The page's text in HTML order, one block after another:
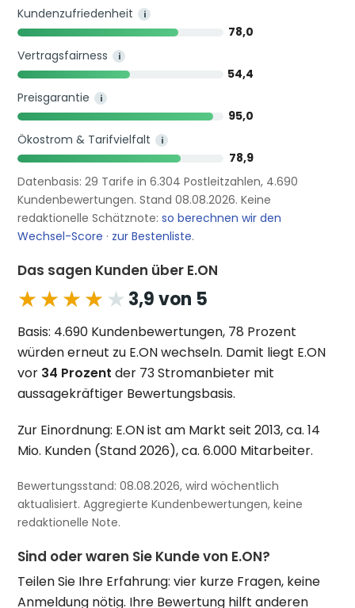
Kundenzufriedenheit
i
78,0
Vertragsfairness
i
54,4
Preisgarantie
i
95,0
Ökostrom & Tarifvielfalt
i
78,9
Datenbasis: 29 Tarife in 6.304 Postleitzahlen, 4.690
Kundenbewertungen. Stand 08.08.2026. Keine
redaktionelle Schätznote:so berechnen wir den
Wechsel-Score · zur Bestenliste.
Das sagen Kunden über E.ON
★★★★★
★★★★★ 3,9 von 5
Basis: 4.690 Kundenbewertungen, 78 Prozent
würden erneut zu E.ON wechseln. Damit liegt E.ON
vor 34 Prozent der 73 Stromanbieter mit
aussagekräftiger Bewertungsbasis.
Zur Einordnung: E.ON ist am Markt seit 2013, ca. 14
Mio. Kunden (Stand 2026), ca. 6.000 Mitarbeiter.
Bewertungsstand: 08.08.2026, wird wöchentlich
aktualisiert. Aggregierte Kundenbewertungen, keine
redaktionelle Note.
Sind oder waren Sie Kunde von E.ON?
Teilen Sie Ihre Erfahrung: vier kurze Fragen, keine
Anmeldung nötig. Ihre Bewertung hilft anderen